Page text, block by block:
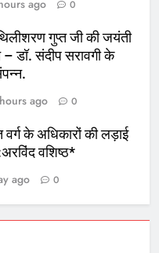
ago 0
गुप्त जी की जयंती
डॉ. संदीप सरावगी के
ago 0
के अधिकारों की लड़ाई
वशिष्ठ*
ago 0